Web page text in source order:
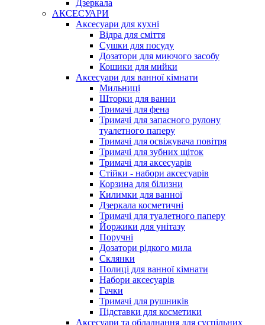
Дзеркала
АКСЕСУАРИ
Аксесуари для кухні
Відра для сміття
Сушки для посуду
Дозатори для миючого засобу
Кошики для мийки
Аксесуари для ванної кімнати
Мильниці
Шторки для ванни
Тримачі для фена
Тримачі для запасного рулону
туалетного паперу
Тримачі для освіжувача повітря
Тримачі для зубних щіток
Тримачі для аксесуарів
Стійки - набори аксесуарів
Корзина для білизни
Килимки для ванної
Дзеркала косметичні
Тримачі для туалетного паперу
Йоржики для унітазу
Поручні
Дозатори рідкого мила
Склянки
Полиці для ванної кімнати
Набори аксесуарів
Гачки
Тримачі для рушників
Підставки для косметики
Аксесуари та обладнання для суспільних